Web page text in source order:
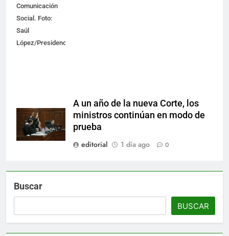
Comunicación
Social. Foto:
Saúl
López/Presidencia
A un año de la nueva Corte, los
ministros continúan en modo de
prueba
editorial
1 día ago 0
Buscar
BUSCAR